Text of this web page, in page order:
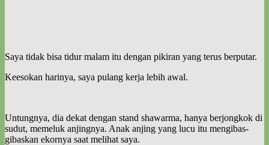
Saya tidak bisa tidur malam itu dengan pikiran yang terus berputar.
Keesokan harinya, saya pulang kerja lebih awal.
Untungnya, dia dekat dengan stand shawarma, hanya berjongkok di
sudut, memeluk anjingnya. Anak anjing yang lucu itu mengibas-
gibaskan ekornya saat melihat saya.